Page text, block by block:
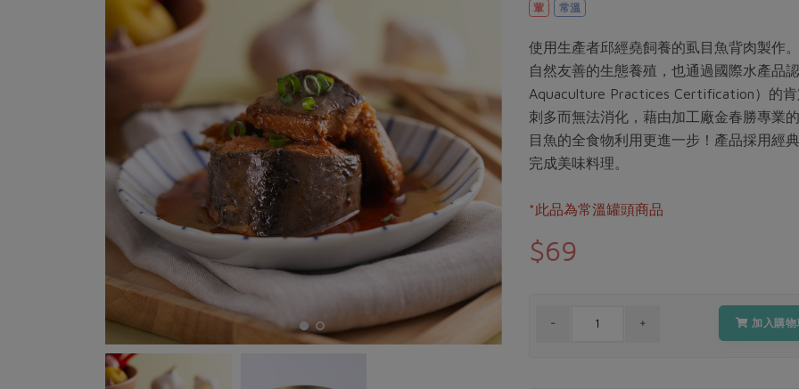
葷 常溫
使用生產者邱經堯飼養的虱目魚背肉製作
自然友善的生態養殖，也通過國際水產品
Aquaculture Practices Certification）的
刺多而無法消化，藉由加工廠金春勝專業
目魚的全食物利用更進一步！產品採用經
完成美味料理。
*此品為常溫罐頭商品
$69
加入購物